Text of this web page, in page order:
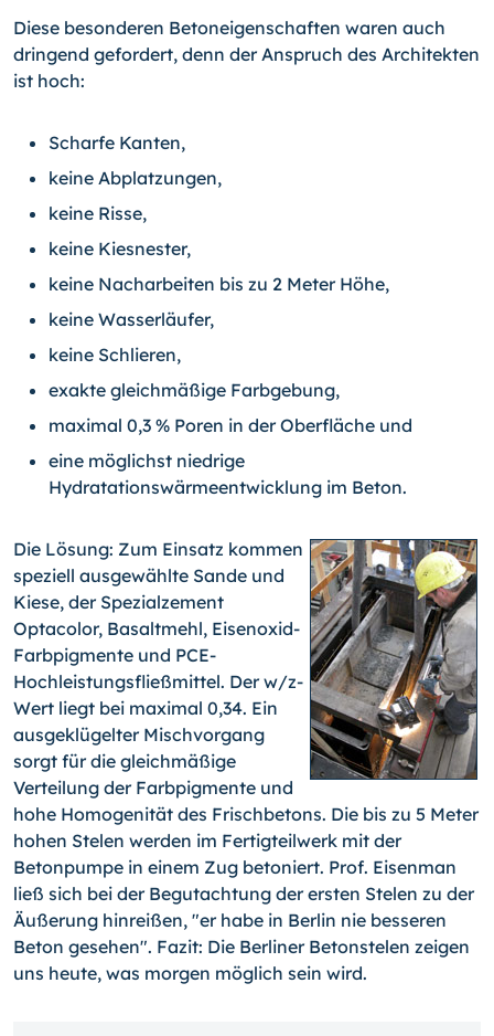
Diese besonderen Betoneigenschaften waren auch
dringend gefordert, denn der Anspruch des Architekten
ist hoch:
Scharfe Kanten,
keine Abplatzungen,
keine Risse,
keine Kiesnester,
keine Nacharbeiten bis zu 2 Meter Höhe,
keine Wasserläufer,
keine Schlieren,
exakte gleichmäßige Farbgebung,
maximal 0,3 % Poren in der Oberfläche und
eine möglichst niedrige
Hydratationswärmeentwicklung im Beton.
Die Lösung: Zum Einsatz kommen
speziell ausgewählte Sande und
Kiese, der Spezialzement
Optacolor, Basaltmehl, Eisenoxid-
Farbpigmente und PCE-
Hochleistungsfließmittel. Der w/z-
Wert liegt bei maximal 0,34. Ein
ausgeklügelter Mischvorgang
sorgt für die gleichmäßige
Verteilung der Farbpigmente und
hohe Homogenität des Frischbetons. Die bis zu 5 Meter
hohen Stelen werden im Fertigteilwerk mit der
Betonpumpe in einem Zug betoniert. Prof. Eisenman
ließ sich bei der Begutachtung der ersten Stelen zu der
Äußerung hinreißen, "er habe in Berlin nie besseren
Beton gesehen". Fazit: Die Berliner Betonstelen zeigen
uns heute, was morgen möglich sein wird.